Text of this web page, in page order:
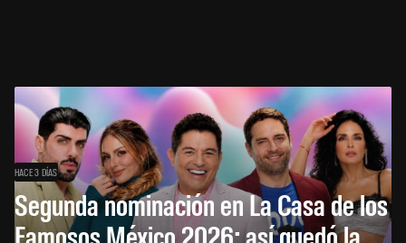
HACE 3 DÍAS
Segunda nominación en La Casa de los
Famosos México 2026: así quedó la